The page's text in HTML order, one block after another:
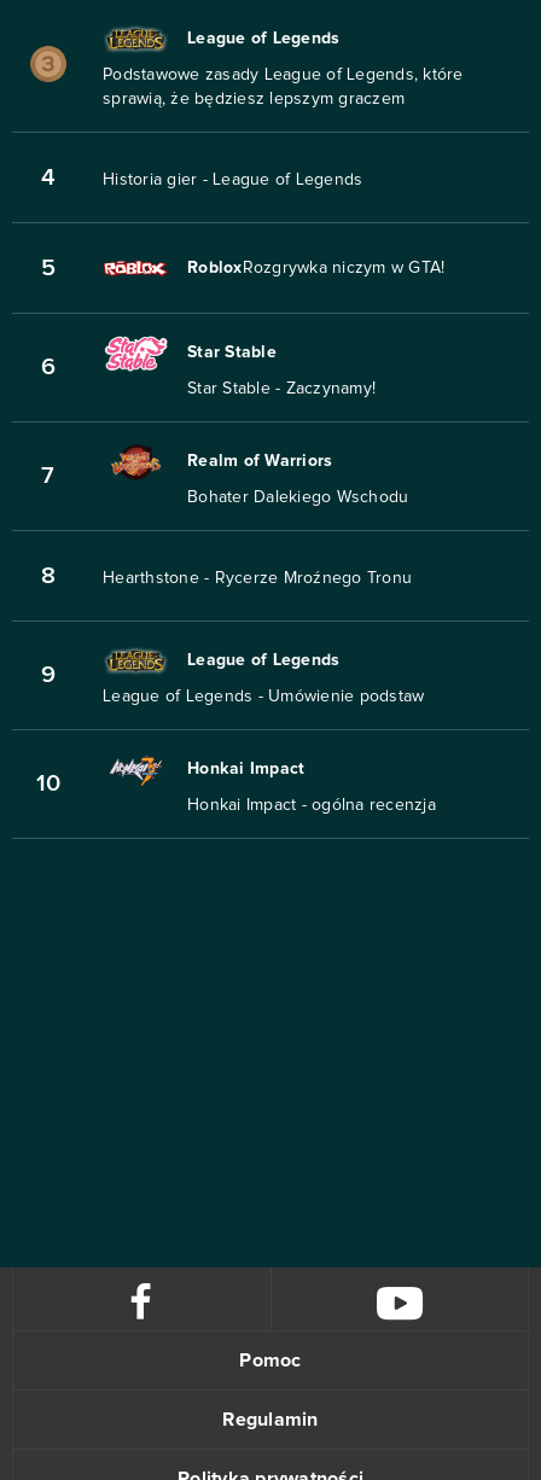
League of Legends
Podstawowe zasady League of Legends, które
sprawią, że będziesz lepszym graczem
4 Historia gier - League of Legends
5 Roblox Rozgrywka niczym w GTA!
6
Star Stable
Star Stable - Zaczynamy!
7
Realm of Warriors
Bohater Dalekiego Wschodu
8 Hearthstone - Rycerze Mroźnego Tronu
9
League of Legends
League of Legends - Umówienie podstaw
10
Honkai Impact
Honkai Impact - ogólna recenzja
Pomoc
Regulamin